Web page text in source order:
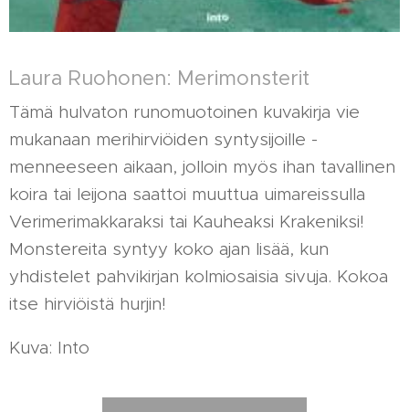
Laura Ruohonen: Merimonsterit
Tämä hulvaton runomuotoinen kuvakirja vie
mukanaan merihirviöiden syntysijoille -
menneeseen aikaan, jolloin myös ihan tavallinen
koira tai leijona saattoi muuttua uimareissulla
Verimerimakkaraksi tai Kauheaksi Krakeniksi!
Monstereita syntyy koko ajan lisää, kun
yhdistelet pahvikirjan kolmiosaisia sivuja. Kokoa
itse hirviöistä hurjin!
Kuva: Into